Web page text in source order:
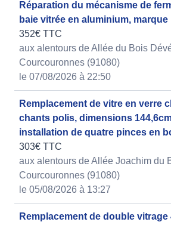
Réparation du mécanisme de
baie vitrée en aluminium, marque
352€ TTC
aux alentours de Allée du Bois
Courcouronnes (91080)
le 07/08/2026 à 22:50
Remplacement de vitre en verre
chants polis, dimensions
installation de quatre pinces en
303€ TTC
aux alentours de Allée Joachim du
Courcouronnes (91080)
le 05/08/2026 à 13:27
Remplacement de double vitrage